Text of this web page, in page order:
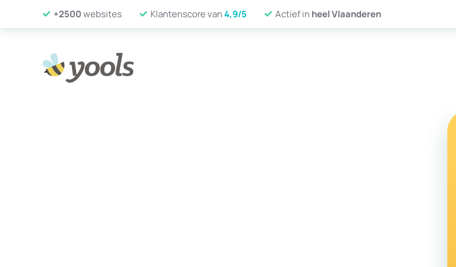
+2500 websites Klantenscore van4,9/5 Actief in heel Vlaanderen